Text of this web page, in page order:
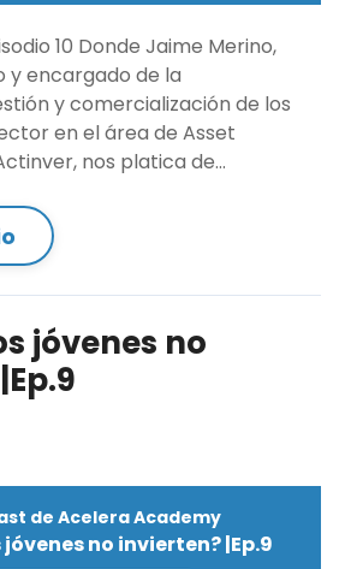
10 Donde Jaime Merino,
encargado de la
y comercialización de los
en el área de Asset
nos platica de...
jóvenes no